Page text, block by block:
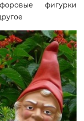
фигурки